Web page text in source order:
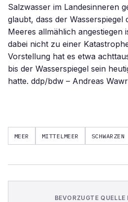
Salzwasser im Landesinneren
glaubt, dass der Wasserspiegel
Meeres allmählich angestiegen
dabei nicht zu einer
Vorstellung hat es etwa
bis der Wasserspiegel sein
hatte. ddp/bdw – Andreas
MEER MITTELMEER SCHWARZEN
BEVORZUGTE QUELLE